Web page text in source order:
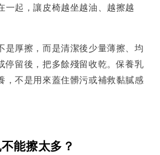
一起，讓皮椅越坐越油、越擦越
是厚擦，而是清潔後少量薄擦、均
停留後，把多餘殘留收乾。保養乳
，不是用來蓋住髒污或補救黏膩感
能擦太多？